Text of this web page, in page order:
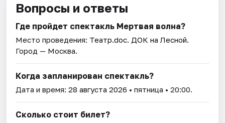
Вопросы и ответы
Где пройдет спектакль Мертвая волна?
Место проведения: Театр.doc. ДОК на Лесной.
Город — Москва.
Когда запланирован спектакль?
Дата и время:28 августа 2026 • пятница • 20:00.
Сколько стоит билет?